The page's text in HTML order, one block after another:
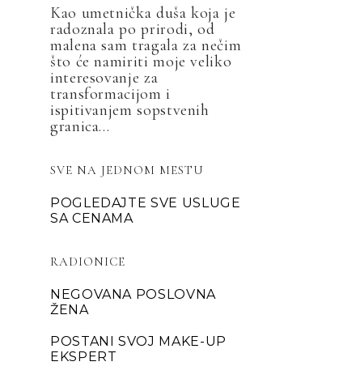
Kao umetnička duša koja je
radoznala po prirodi, od
malena sam tragala za nečim
što će namiriti moje veliko
interesovanje za
transformacijom i
ispitivanjem sopstvenih
granica...
SVE NA JEDNOM MESTU
POGLEDAJTE SVE USLUGE
SA CENAMA
RADIONICE
NEGOVANA POSLOVNA
ŽENA
POSTANI SVOJ MAKE-UP
EKSPERT